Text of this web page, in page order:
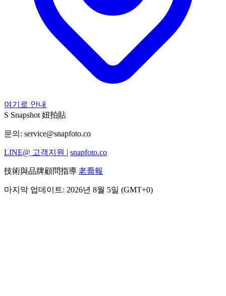
여기로 안내
S Snapshot 妞拍貼
문의: service@snapfoto.co
LINE@ 고객지원 | snapfoto.co
技術與品牌顧問指導 老喬報
마지막 업데이트: 2026년 8월 5일 (GMT+0)